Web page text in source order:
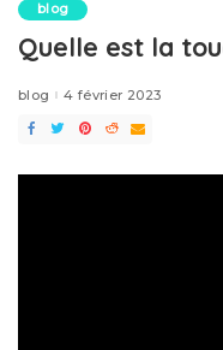
blog
Quelle est la
blog 4 février 2023